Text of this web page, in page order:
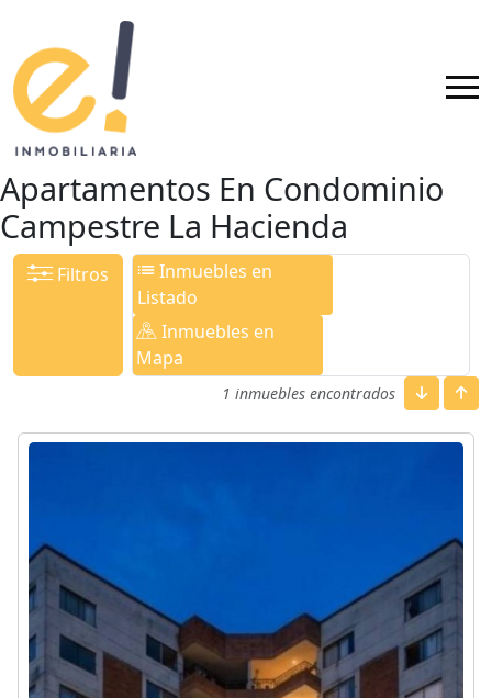
Apartamentos En Condominio
Campestre La Hacienda
Filtros
Inmuebles en
Listado
Inmuebles en
Mapa
1 inmuebles encontrados